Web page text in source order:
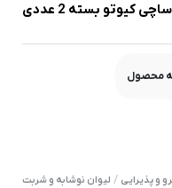
کیوتو بسته 2 عددی
و پذیرایی / لیوان نوشابه و شربت